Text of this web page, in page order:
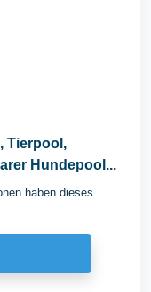
Tierpool,
Hundepool...
haben dieses